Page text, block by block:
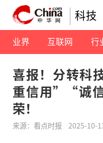
科技
业界 互联网 行
喜报！分转科
重信用”“诚
荣！
来源：看点时报 2025-10-